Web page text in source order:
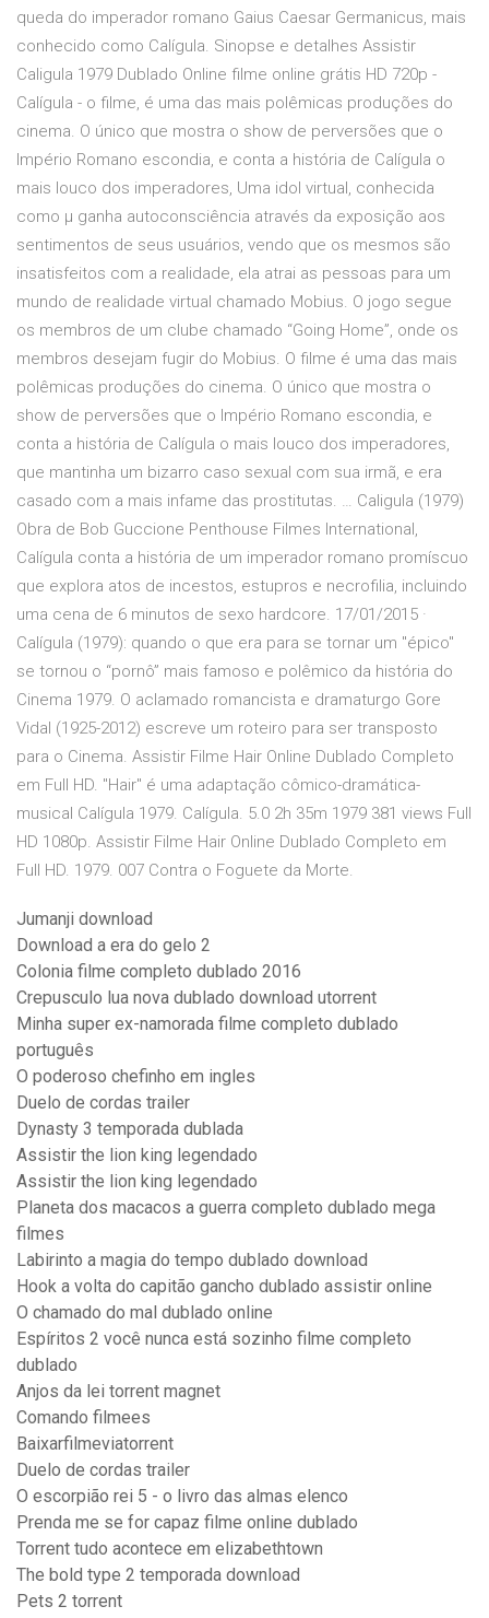
queda do imperador romano Gaius Caesar Germanicus, mais
conhecido como Calígula. Sinopse e detalhes Assistir
Caligula 1979 Dublado Online filme online grátis HD 720p -
Calígula - o filme, é uma das mais polêmicas produções do
cinema. O único que mostra o show de perversões que o
Império Romano escondia, e conta a história de Calígula o
mais louco dos imperadores, Uma idol virtual, conhecida
como μ ganha autoconsciência através da exposição aos
sentimentos de seus usuários, vendo que os mesmos são
insatisfeitos com a realidade, ela atrai as pessoas para um
mundo de realidade virtual chamado Mobius. O jogo segue
os membros de um clube chamado “Going Home”, onde os
membros desejam fugir do Mobius. O filme é uma das mais
polêmicas produções do cinema. O único que mostra o
show de perversões que o Império Romano escondia, e
conta a história de Calígula o mais louco dos imperadores,
que mantinha um bizarro caso sexual com sua irmã, e era
casado com a mais infame das prostitutas. … Caligula (1979)
Obra de Bob Guccione Penthouse Filmes International,
Calígula conta a história de um imperador romano promíscuo
que explora atos de incestos, estupros e necrofilia, incluindo
uma cena de 6 minutos de sexo hardcore. 17/01/2015 ·
Calígula (1979): quando o que era para se tornar um "épico"
se tornou o “pornô” mais famoso e polêmico da história do
Cinema 1979. O aclamado romancista e dramaturgo Gore
Vidal (1925-2012) escreve um roteiro para ser transposto
para o Cinema. Assistir Filme Hair Online Dublado Completo
em Full HD. "Hair" é uma adaptação cômico-dramática-
musical Calígula 1979. Calígula. 5.0 2h 35m 1979 381 views Full
HD 1080p. Assistir Filme Hair Online Dublado Completo em
Full HD. 1979. 007 Contra o Foguete da Morte.
Jumanji download
Download a era do gelo 2
Colonia filme completo dublado 2016
Crepusculo lua nova dublado download utorrent
Minha super ex-namorada filme completo dublado
português
O poderoso chefinho em ingles
Duelo de cordas trailer
Dynasty 3 temporada dublada
Assistir the lion king legendado
Assistir the lion king legendado
Planeta dos macacos a guerra completo dublado mega
filmes
Labirinto a magia do tempo dublado download
Hook a volta do capitão gancho dublado assistir online
O chamado do mal dublado online
Espíritos 2 você nunca está sozinho filme completo
dublado
Anjos da lei torrent magnet
Comando filmees
Baixarfilmeviatorrent
Duelo de cordas trailer
O escorpião rei 5 - o livro das almas elenco
Prenda me se for capaz filme online dublado
Torrent tudo acontece em elizabethtown
The bold type 2 temporada download
Pets 2 torrent